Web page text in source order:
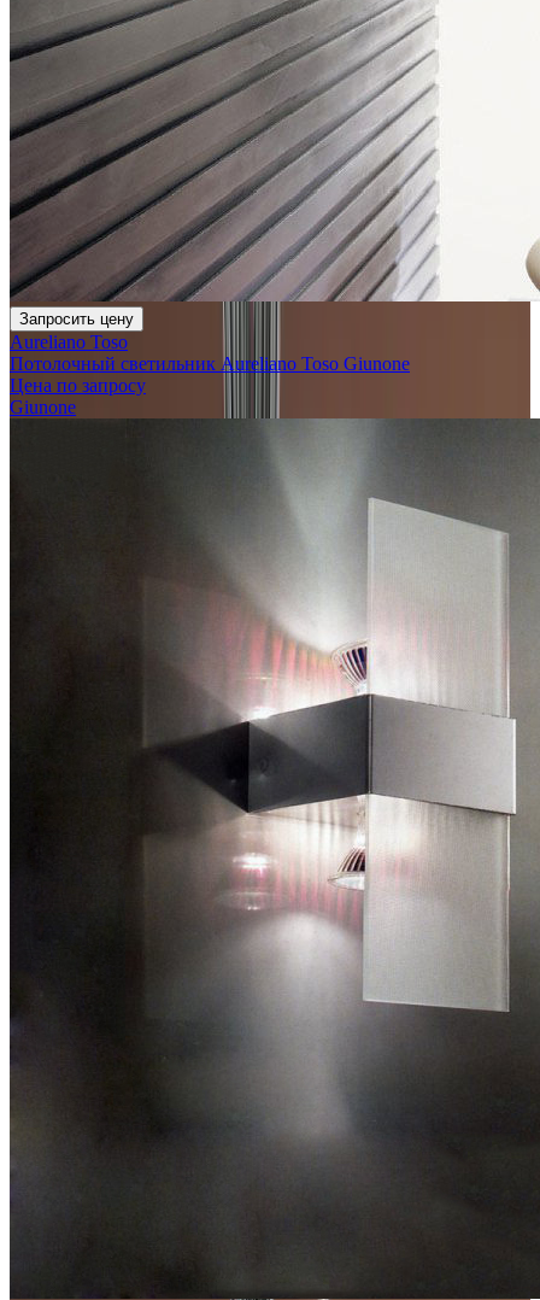
Запросить цену
Aureliano Toso
Потолочный светильник Aureliano Toso Giunone
Цена по запросу
Giunone